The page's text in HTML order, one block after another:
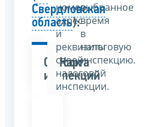
номер,
адрес
и
реквизиты
своей
налоговой
инспекции.
выбранное
время
в
налоговую
инспекцию.
Свердловская
область):
Список
инспекций
Карта